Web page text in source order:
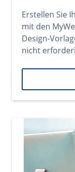
Erstellen Sie
mit den
Design-
nicht